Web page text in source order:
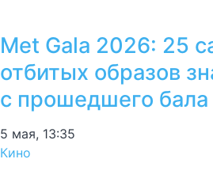
Met Gala 2026: 25
отбитых образов
с прошедшего бала
5 мая, 13:35
Кино